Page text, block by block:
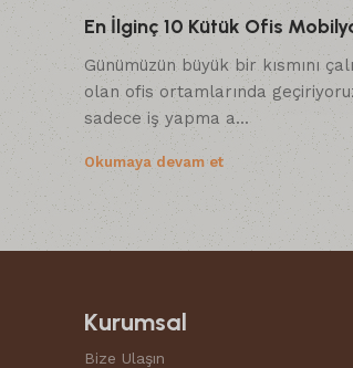
En İlginç 10 Kütük Ofis
Günümüzün büyük bir kısmını
olan ofis ortamlarında
sadece iş yapma a...
Okumaya devam et
Kurumsal
Bize Ulaşın